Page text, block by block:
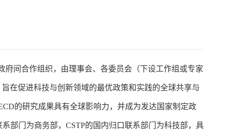
府间合作组织，由理事会、各委员会（下设工作组或专家
在促进科技与创新领域的最优政策和实践的全球共享与
的研究成果具有全球影响力，并成为发达国家制定政
部门为商务部，CSTP的国内归口联系部门为科技部，具